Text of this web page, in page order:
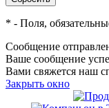
* - Поля,
Сообщение
Ваше сообщение
Вами свяжется наш
Закрыть окно